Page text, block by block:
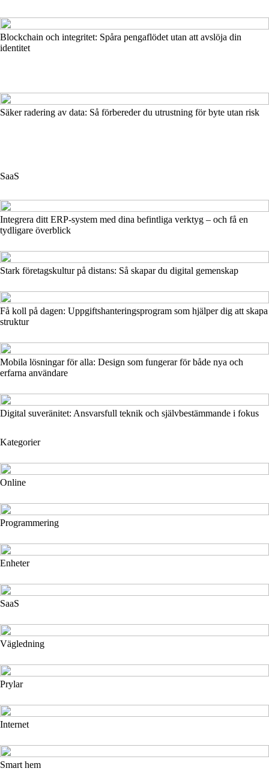
Blockchain och integritet: Spåra pengaflödet utan att avslöja din
identitet
Säker radering av data: Så förbereder du utrustning för byte utan risk
SaaS
Integrera ditt ERP-system med dina befintliga verktyg – och få en
tydligare överblick
Stark företagskultur på distans: Så skapar du digital gemenskap
Få koll på dagen: Uppgiftshanteringsprogram som hjälper dig att skapa
struktur
Mobila lösningar för alla: Design som fungerar för både nya och
erfarna användare
Digital suveränitet: Ansvarsfull teknik och självbestämmande i fokus
Kategorier
Online
Programmering
Enheter
SaaS
Vägledning
Prylar
Internet
Smart hem